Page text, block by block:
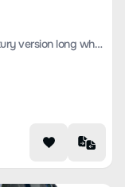
3.0T diesel manual four-wheel drive ultra-luxury version long wheelbase 4KH1CT6H1